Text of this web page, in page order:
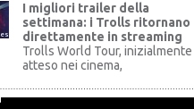
I migliori trailer della
settimana: i Trolls ritornano
direttamente in streaming
Trolls World Tour, inizialmente
atteso nei cinema,